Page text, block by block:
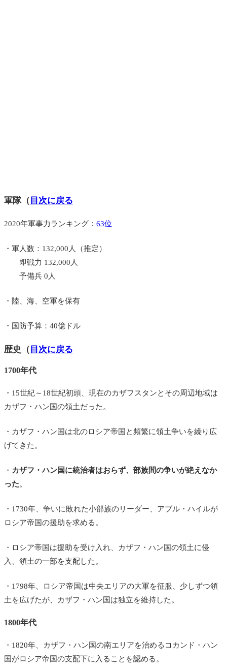
軍隊（ 目次に戻る
2020年軍事力ランキング： 63位
・軍人数：132,000人（推定）
即戦力 132,000人
予備兵 0人
・陸、海、空軍を保有
・国防予算：40億ドル
歴史（ 目次に戻る
1700年代
・15世紀～18世紀初頭、現在のカザフスタンとその周辺地域は
カザフ・ハン国の領土だった。
・カザフ・ハン国は北のロシア帝国と頻繁に領土争いを繰り広
げてきた。
・ カザフ・ハン国に統治者はおらず、部族間の争いが絶えなか
った。
・1730年、争いに敗れた小部族のリーダー、アブル・ハイルが
ロシア帝国の援助を求める。
・ロシア帝国は援助を受け入れ、カザフ・ハン国の領土に侵
入、領土の一部を支配した。
・1798年、ロシア帝国は中央エリアの大軍を征服、少しずつ領
土を広げたが、カザフ・ハン国は独立を維持した。
1800年代
・1820年、カザフ・ハン国の南エリアを治めるコカンド・ハン
国がロシア帝国の支配下に入ることを認める。